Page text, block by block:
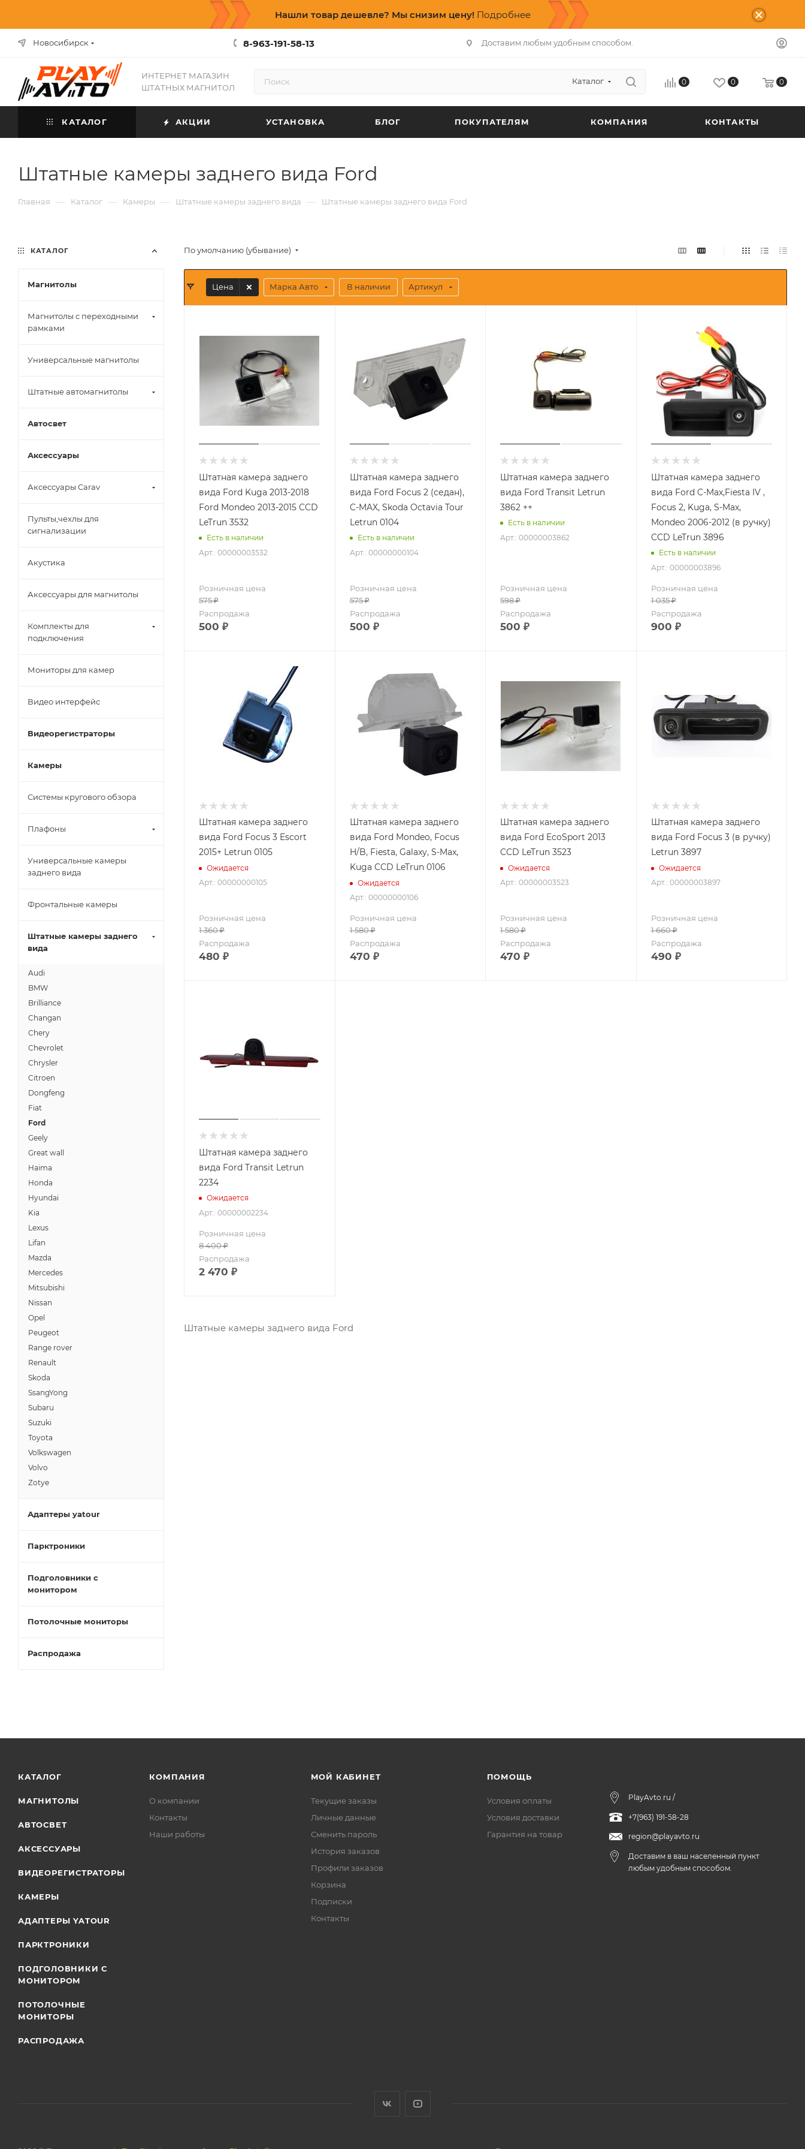
Нашли товар дешевле? Мы снизим цену! Подробнее
Новосибирск 8-963-191-58-13 Доставим любым удобным способом.
ИНТЕРНЕТ МАГАЗИН
ШТАТНЫХ МАГНИТОЛ
Каталог 0 0 0
КАТАЛОГ АКЦИИ УСТАНОВКА БЛОГ ПОКУПАТЕЛЯМ КОМПАНИЯ КОНТАКТЫ
Штатные камеры заднего вида Ford
Главная — Каталог — Камеры — Штатные камеры заднего вида — Штатные камеры заднего вида Ford
По умолчанию (убывание)
Цена Марка Авто В наличии Артикул
Штатная камера заднего
вида Ford Kuga 2013-2018
Ford Mondeo 2013-2015 CCD
LeTrun 3532
Есть в наличии
Арт.: 00000003532
Розничная цена
575₽
Распродажа
500 ₽
Штатная камера заднего
вида Ford Focus 2 (седан),
C-MAX, Skoda Octavia Tour
Letrun 0104
Есть в наличии
Арт.: 00000000104
Розничная цена
575₽
Распродажа
500 ₽
Штатная камера заднего
вида Ford Transit Letrun
3862 ++
Есть в наличии
Арт.: 00000003862
Розничная цена
598₽
Распродажа
500 ₽
Штатная камера заднего
вида Ford C-Max,Fiesta IV ,
Focus 2, Kuga, S-Max,
Mondeo 2006-2012 (в ручку)
CCD LeTrun 3896
Есть в наличии
Арт.: 00000003896
Розничная цена
1 035₽
Распродажа
900 ₽
Штатная камера заднего
вида Ford Focus 3 Escort
2015+ Letrun 0105
Ожидается
Арт.: 00000000105
Розничная цена
1 360₽
Распродажа
480 ₽
Штатная камера заднего
вида Ford Mondeo, Focus
H/B, Fiesta, Galaxy, S-Max,
Kuga CCD LeTrun 0106
Ожидается
Арт.: 00000000106
Розничная цена
1 580₽
Распродажа
470 ₽
Штатная камера заднего
вида Ford EcoSport 2013
CCD LeTrun 3523
Ожидается
Арт.: 00000003523
Розничная цена
1 580₽
Распродажа
470 ₽
Штатная камера заднего
вида Ford Focus 3 (в ручку)
Letrun 3897
Ожидается
Арт.: 00000003897
Розничная цена
1 660₽
Распродажа
490 ₽
Штатная камера заднего
вида Ford Transit Letrun
2234
Ожидается
Арт.: 00000002234
Розничная цена
8 400₽
Распродажа
2 470 ₽
Штатные камеры заднего вида Ford
КАТАЛОГ
Магнитолы
Магнитолы с переходными
рамками
Универсальные магнитолы
Штатные автомагнитолы
Автосвет
Аксессуары
Аксессуары Carav
Пульты,чехлы для
сигнализации
Акустика
Аксессуары для магнитолы
Комплекты для
подключения
Мониторы для камер
Видео интерфейс
Видеорегистраторы
Камеры
Системы кругового обзора
Плафоны
Универсальные камеры
заднего вида
Фронтальные камеры
Штатные камеры заднего
вида
Audi
BMW
Brilliance
Changan
Chery
Chevrolet
Chrysler
Citroen
Dongfeng
Fiat
Ford
Geely
Great wall
Haima
Honda
Hyundai
Kia
Lexus
Lifan
Mazda
Mercedes
Mitsubishi
Nissan
Opel
Peugeot
Range rover
Renault
Skoda
SsangYong
Subaru
Suzuki
Toyota
Volkswagen
Volvo
Zotye
Адаптеры yatour
Парктроники
Подголовники с
монитором
Потолочные мониторы
Распродажа
КАТАЛОГ
МАГНИТОЛЫ
АВТОСВЕТ
АКСЕССУАРЫ
ВИДЕОРЕГИСТРАТОРЫ
КАМЕРЫ
АДАПТЕРЫ YATOUR
ПАРКТРОНИКИ
ПОДГОЛОВНИКИ С
МОНИТОРОМ
ПОТОЛОЧНЫЕ
МОНИТОРЫ
РАСПРОДАЖА
КОМПАНИЯ
О компании
Контакты
Наши работы
МОЙ КАБИНЕТ
Текущие заказы
Личные данные
Сменить пароль
История заказов
Профили заказов
Корзина
Подписки
Контакты
ПОМОЩЬ
Условия оплаты
Условия доставки
Гарантия на товар
PlayAvto.ru /
+7(963) 191-58-28
region@playavto.ru
Доставим в ваш населенный пункт
любым удобным способом.